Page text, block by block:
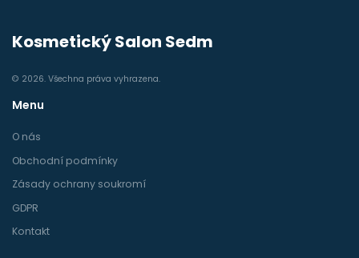
Kosmetický Salon Sedm
© 2026. Všechna práva vyhrazena.
Menu
O nás
Obchodní podmínky
Zásady ochrany soukromí
GDPR
Kontakt